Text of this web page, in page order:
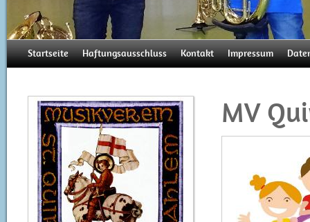
Vorstand Besetzung
Beitrittserklärung Presse
Termine Feste
Internes für Mitglieder
Startseite Haftungsausschluss Kontakt Impressum
MV